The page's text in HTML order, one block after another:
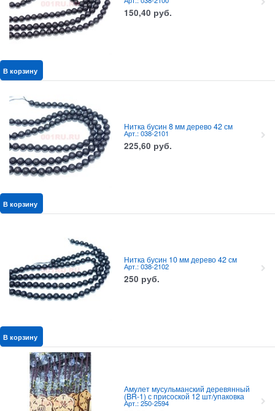
150,40 руб.
В корзину
Нитка бусин 8 мм дерево 42 см
Арт.: 038-2101
225,60 руб.
В корзину
Нитка бусин 10 мм дерево 42 см
Арт.: 038-2102
250 руб.
В корзину
Амулет мусульманский деревянный
(BR-1) с присоской 12 шт/упаковка
Арт.: 250-2594